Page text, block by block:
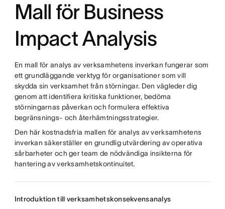
Mall för Business
Impact Analysis
En mall för analys av verksamhetens inverkan fungerar som
ett grundläggande verktyg för organisationer som vill
skydda sin verksamhet från störningar. Den vägleder dig
genom att identifiera kritiska funktioner, bedöma
störningarnas påverkan och formulera effektiva
begränsnings- och återhämtningsstrategier.
Den här kostnadsfria mallen för analys av verksamhetens
inverkan säkerställer en grundlig utvärdering av operativa
sårbarheter och ger team de nödvändiga insikterna för
hantering av verksamhetskontinuitet.
Introduktion till verksamhetskonsekvensanalys